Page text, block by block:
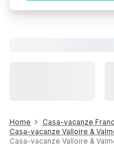
Home
Casa-vacanze
Casa-vacanze Valloire &
Casa-vacanze Valloire &